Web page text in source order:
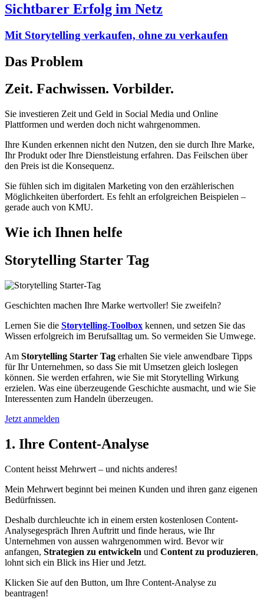
Sichtbarer Erfolg im Netz
Mit Storytelling verkaufen, ohne zu verkaufen
Das Problem
Zeit. Fachwissen. Vorbilder.
Sie investieren Zeit und Geld in Social Media und Online
Plattformen und werden doch nicht wahrgenommen.
Ihre Kunden erkennen nicht den Nutzen, den sie durch Ihre Marke,
Ihr Produkt oder Ihre Dienstleistung erfahren. Das Feilschen über
den Preis ist die Konsequenz.
Sie fühlen sich im digitalen Marketing von den erzählerischen
Möglichkeiten überfordert. Es fehlt an erfolgreichen Beispielen –
gerade auch von KMU.
Wie ich Ihnen helfe
Storytelling Starter Tag
Geschichten machen Ihre Marke wertvoller! Sie zweifeln?
Lernen Sie die Storytelling-Toolbox kennen, und setzen Sie das
Wissen erfolgreich im Berufsalltag um. So vermeiden Sie Umwege.
Am Storytelling Starter Tag erhalten Sie viele anwendbare Tipps
für Ihr Unternehmen, so dass Sie mit Umsetzen gleich loslegen
können. Sie werden erfahren, wie Sie mit Storytelling Wirkung
erzielen. Was eine überzeugende Geschichte ausmacht, und wie Sie
Interessenten zum Handeln überzeugen.
Jetzt anmelden
1. Ihre Content-Analyse
Content heisst Mehrwert – und nichts anderes!
Mein Mehrwert beginnt bei meinen Kunden und ihren ganz eigenen
Bedürfnissen.
Deshalb durchleuchte ich in einem ersten kostenlosen Content-
Analysegespräch Ihren Auftritt und finde heraus, wie Ihr
Unternehmen von aussen wahrgenommen wird. Bevor wir
anfangen, Strategien zu entwickeln und Content zu produzieren,
lohnt sich ein Blick ins Hier und Jetzt.
Klicken Sie auf den Button, um Ihre Content-Analyse zu
beantragen!